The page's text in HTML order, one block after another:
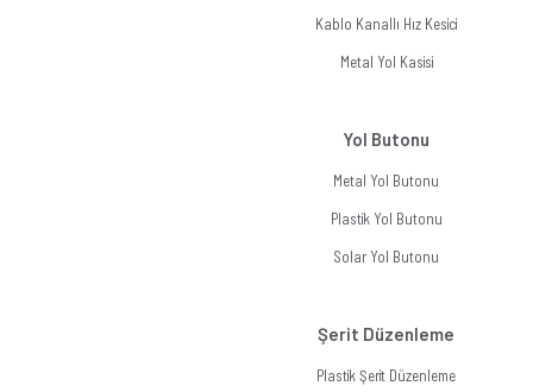
Kablo Kanallı Hız Kesici
Metal Yol Kasisi
Yol Butonu
Metal Yol Butonu
Plastik Yol Butonu
Solar Yol Butonu
Şerit Düzenleme
Plastik Şerit Düzenleme